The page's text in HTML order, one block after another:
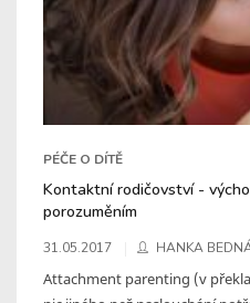
PÉČE O DÍTĚ
Kontaktní rodičovství -
porozuměním
31.05.2017 HANKA
Attachment parenting (v